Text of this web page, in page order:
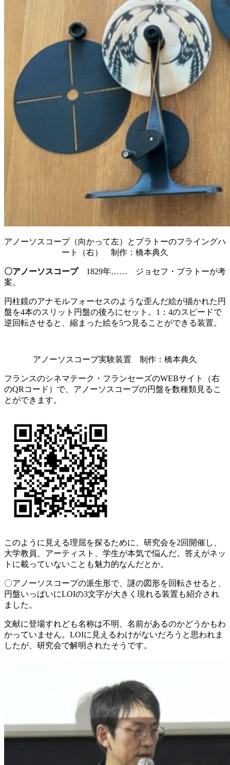
アノーソスコープ（向かって左）とプラトーのフライングハ
ート（右） 制作：橋本典久
〇アノーソスコープ1829年…… ジョセフ・プラトーが考
案。
円柱鏡のアナモルフォーセスのような歪んだ絵が描かれた円
盤を4本のスリット円盤の後ろにセット。1：4のスピードで
逆回転させると、縮まった絵を5つ見ることができる装置。
アノーソスコープ実験装置 制作：橋本典久
フランスのシネマテーク・フランセーズのWEBサイト（右
のQRコード）で、アノーソスコープの円盤を数種類見るこ
とができます。
このように見える理屈を探るために、研究会を2回開催し、
大学教員、アーティスト、学生が本気で悩んだ。答えがネッ
トに載っていないことも魅力的なんだとか。
〇アノーソスコープの派生形で、謎の図形を回転させると、
円盤いっぱいにLOIの3文字が大きく現れる装置も紹介され
ました。
文献に登場すれども名称は不明、名前があるのかどうかもわ
かっていません。LOIに見えるわけがないだろうと思われま
したが、研究会で解明されたそうです。